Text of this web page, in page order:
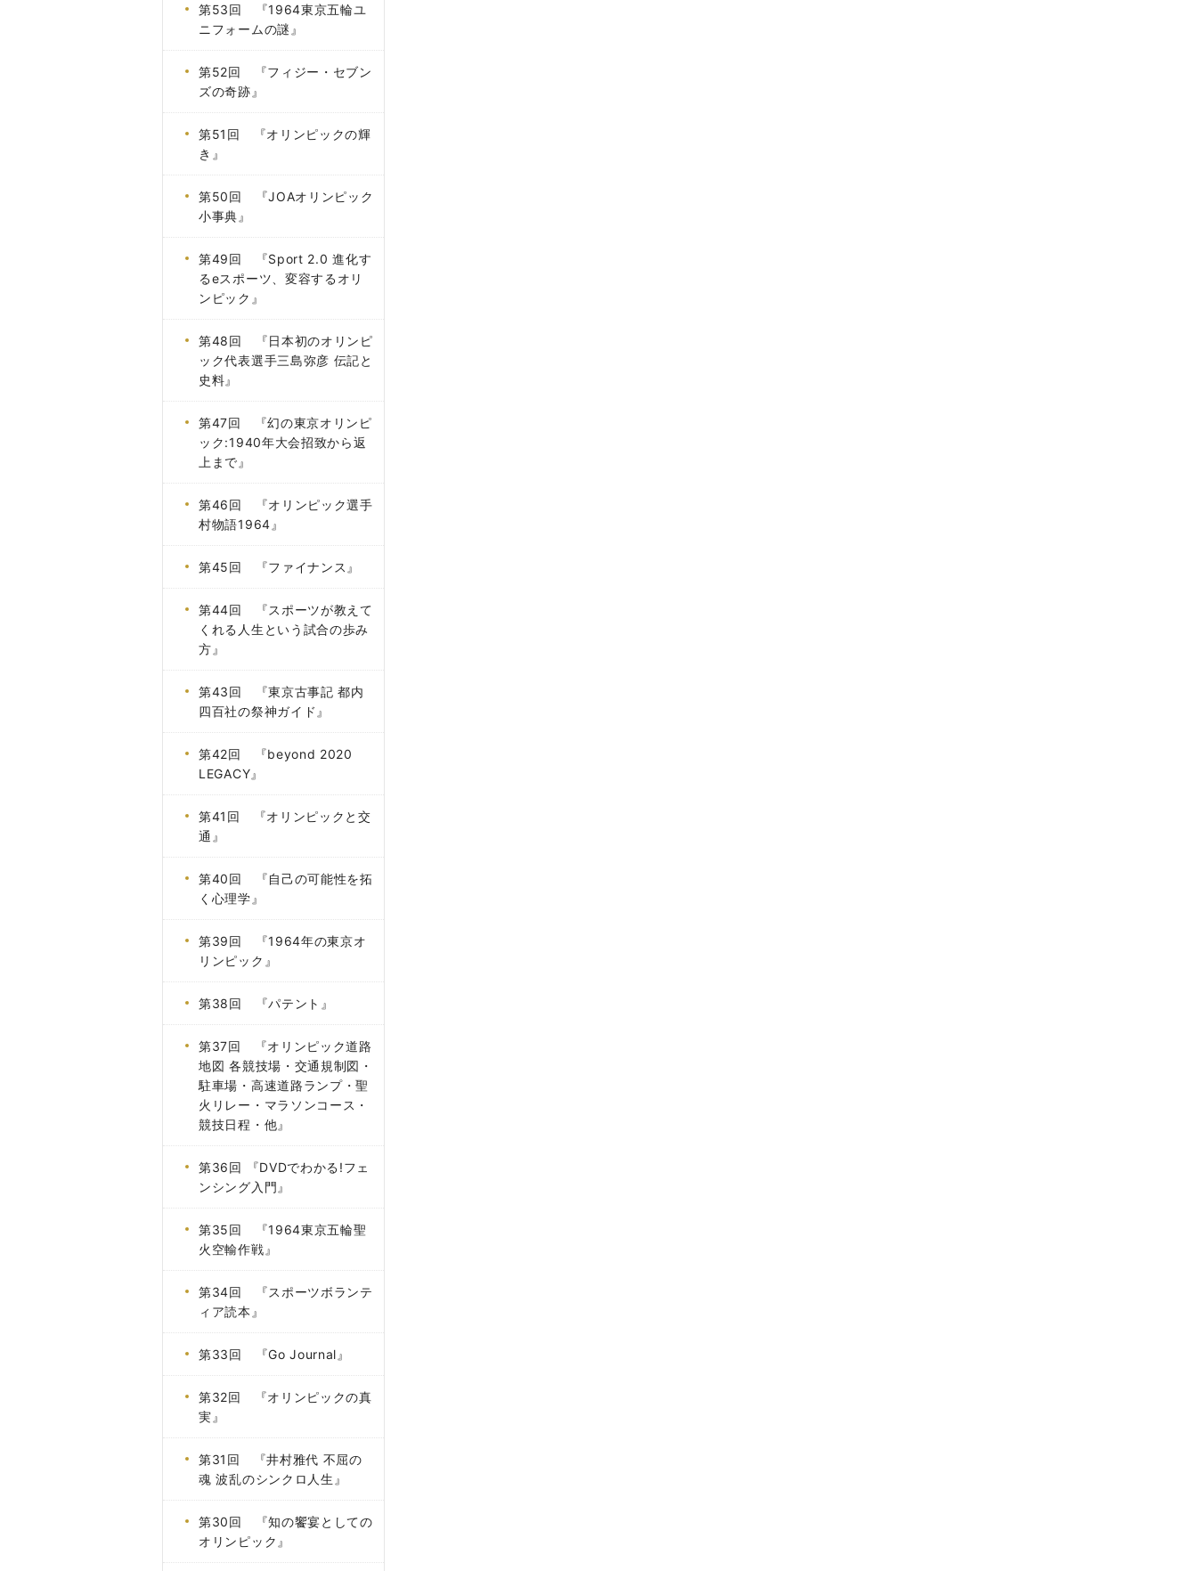
第53回 『1964東京五輪ユ
ニフォームの謎』
第52回 『フィジー・セブン
ズの奇跡』
第51回 『オリンピックの輝
き』
第50回 『JOAオリンピック
小事典』
第49回 『Sport 2.0 進化す
るeスポーツ、変容するオリ
ンピック』
第48回 『日本初のオリンピ
ック代表選手三島弥彦 伝記と
史料』
第47回 『幻の東京オリンピ
ック:1940年大会招致から返
上まで』
第46回 『オリンピック選手
村物語1964』
第45回 『ファイナンス』
第44回 『スポーツが教えて
くれる人生という試合の歩み
方』
第43回 『東京古事記 都内
四百社の祭神ガイド』
第42回 『beyond 2020
LEGACY』
第41回 『オリンピックと交
通』
第40回 『自己の可能性を拓
く心理学』
第39回 『1964年の東京オ
リンピック』
第38回 『パテント』
第37回 『オリンピック道路
地図 各競技場・交通規制図・
駐車場・高速道路ランプ・聖
火リレー・マラソンコース・
競技日程・他』
第36回 『DVDでわかる!フェ
ンシング入門』
第35回 『1964東京五輪聖
火空輸作戦』
第34回 『スポーツボランテ
ィア読本』
第33回 『Go Journal』
第32回 『オリンピックの真
実』
第31回 『井村雅代 不屈の
魂 波乱のシンクロ人生』
第30回 『知の饗宴としての
オリンピック』